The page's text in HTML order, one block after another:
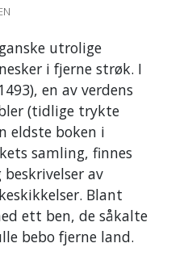
utrolige
i fjerne strøk. I
en av verdens
(tidlige trykte
eldste boken i
samling, finnes
av
Blant
ett ben, de såkalte
bebo fjerne land.